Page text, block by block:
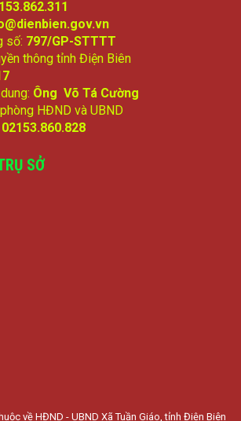
số: 797/GP-STTTT
thông tỉnh Điện Biên
Ông Võ Tá Cường
HĐND và UBND
SỞ
về HĐND - UBND Xã Tuần Giáo, tỉnh Điện Biên